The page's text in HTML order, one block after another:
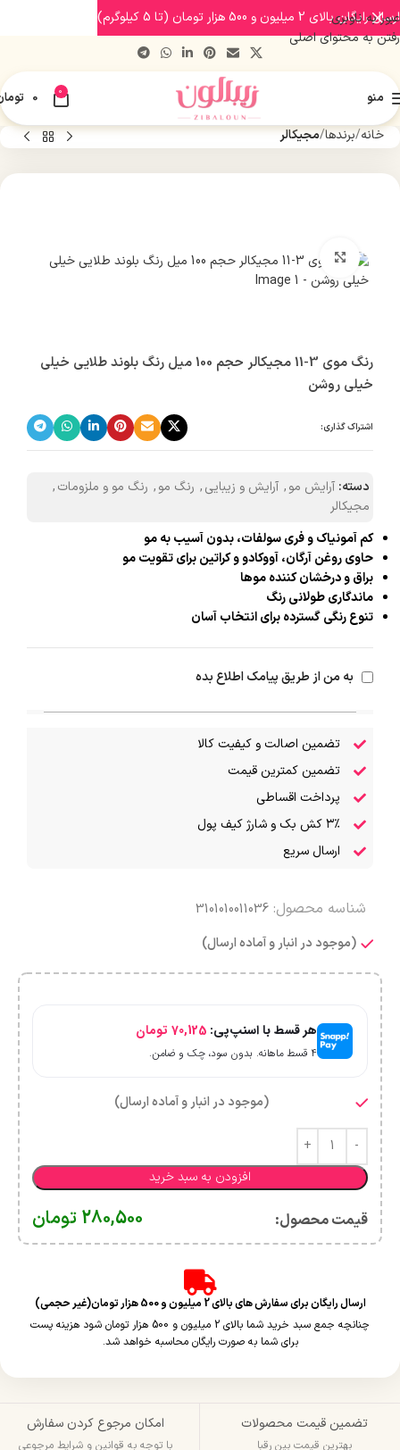
عبور به ناوبری
رفتن به محتوای اصلی
منو 0
0
خانه برندها مجیکالر
بزرگنمایی تصویر
رنگ موی 3-11 مجیکالر حجم 100 میل رنگ بلوند طلایی خیلی
خیلی روشن
اشتراک گذاری:
دسته: آرایش مو, آرایش و زیبایی, رنگ مو, رنگ مو و ملزومات,
مجیکالر
کم آمونیاک و فری سولفات، بدون آسیب به مو
حاوی روغن آرگان، آووکادو و کراتین برای تقویت مو
براق و درخشان کننده موها
ماندگاری طولانی رنگ
تنوع رنگی گسترده برای انتخاب آسان
به من از طریق پیامک اطلاع بده
تضمین اصالت و کیفیت کالا
تضمین کمترین قیمت
پرداخت اقساطی
۳٪ کش بک و شارژ کیف پول
ارسال سریع
شناسه محصول: 3101010011036
(موجود در انبار و آماده ارسال)
هر قسط با اسنپ‌پی: 70,125 تومان
۴ قسط ماهانه. بدون سود، چک و ضامن.
(موجود در انبار و آماده ارسال)
افزودن به سبد خرید
قیمت محصول:​ 280,500 تومان
ارسال رایگان برای سفارش های بالای 2 میلیون و 500 هزار تومان(غیر حجمی)
چنانچه جمع سبد خرید شما بالای 2 میلیون و 500 هزار تومان شود هزینه پست
برای شما به صورت رایگان محاسبه خواهد شد.
تضمین قیمت محصولات
بهترین قیمت بین رقبا
امکان مرجوع کردن سفارش
با توجه به قوانین و شرایط مرجوعی
ارسال رایگان بالای 2 میلیون و 500 هزار تومان (تا 5 کیلوگرم)